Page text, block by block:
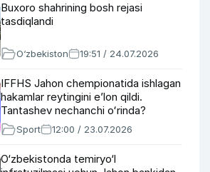
Buxoro shahrining bosh rejasi
tasdiqlandi
O‘zbekiston 19:51 / 24.07.2026
IFFHS Jahon chempionatida ishlagan
hakamlar reytingini eʼlon qildi.
Tantashev nechanchi oʻrinda?
Sport 12:00 / 23.07.2026
O‘zbekistonda temiryo‘l